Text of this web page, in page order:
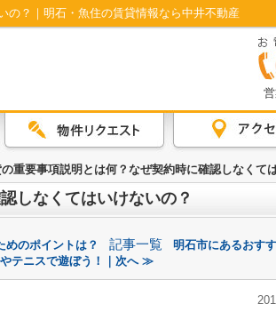
の？｜明石・魚住の賃貸情報なら中井不動産
重要事項説明とは何？なぜ契約時に確認しなくて
しなくてはいけないの？
のポイントは？ 記事一覧
明石市にあるおす
テニスで遊ぼう！｜次へ ≫